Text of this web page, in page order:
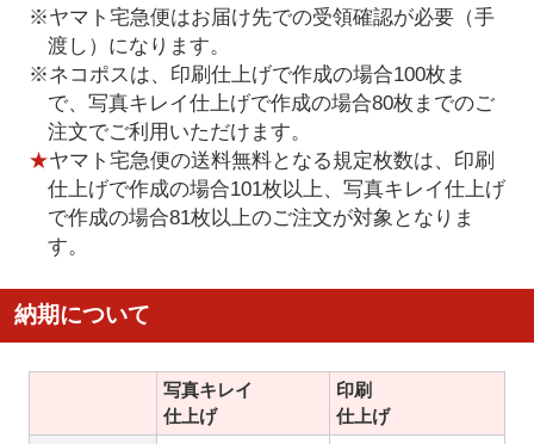
※ヤマト宅急便はお届け先での受領確認が必要（手
渡し）になります。
※ネコポスは、印刷仕上げで作成の場合100枚ま
で、写真キレイ仕上げで作成の場合80枚までのご
注文でご利用いただけます。
★ヤマト宅急便の送料無料となる規定枚数は、印刷
仕上げで作成の場合101枚以上、写真キレイ仕上げ
で作成の場合81枚以上のご注文が対象となりま
す。
納期について
写真キレイ
仕上げ
印刷
仕上げ